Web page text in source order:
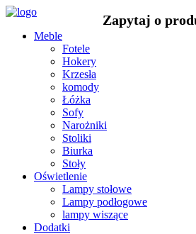
Meble
Fotele
Hokery
Krzesła
komody
Łóżka
Sofy
Narożniki
Stoliki
Biurka
Stoły
Oświetlenie
Lampy stołowe
Lampy podłogowe
lampy wiszące
Dodatki